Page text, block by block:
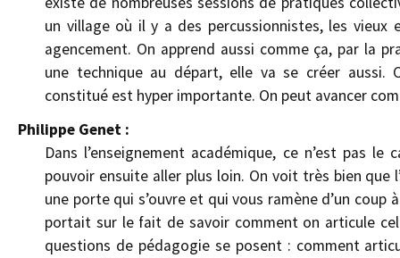
un village où il y a des percussionnistes, les
agencement. On apprend aussi comme ça, par la
une technique au départ, elle va se créer
constitué est hyper importante. On peut avancer
Philippe Genet :
Dans l’enseignement académique, ce n’est pas
pouvoir ensuite aller plus loin. On voit très bien
une porte qui s’ouvre et qui vous ramène d’un coup
portait sur le fait de savoir comment on articule
questions de pédagogie se posent : comment